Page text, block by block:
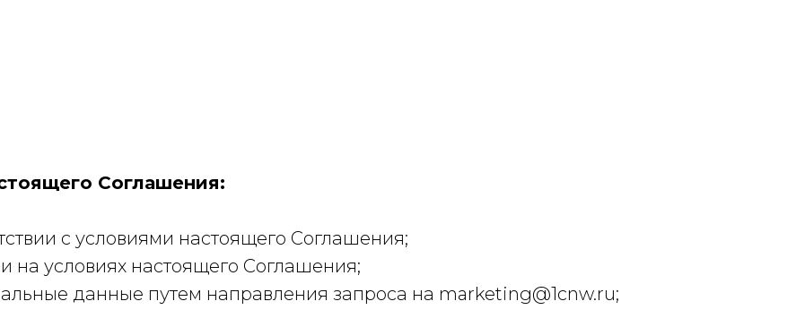
Соглашения:
с условиями настоящего Соглашения;
на условиях настоящего Соглашения;
данные путем направления запроса на marketing@1cnw.ru;